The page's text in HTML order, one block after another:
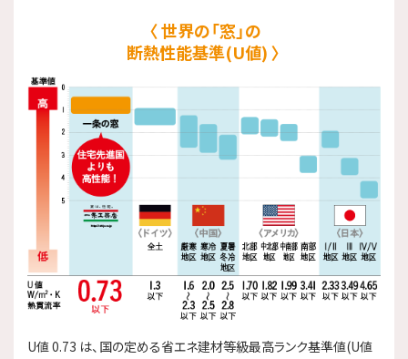
世界の「窓」の
断熱性能基準(U値)
U値 0.73 は、国の定める省エネ建材等級最高ランク基準値(U値